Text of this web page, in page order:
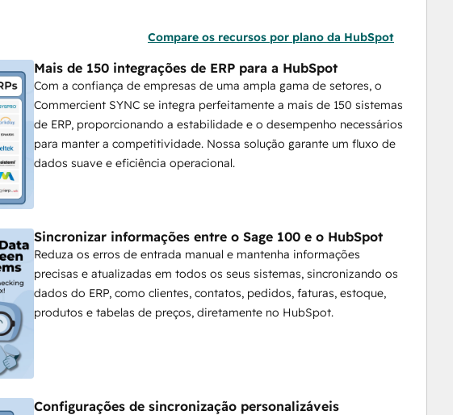
seus dados fluem sem problemas, permitindo que sua equipe se
em vez de gerenciar dados.
nossa integração entre o Sage e a HubSpot
se destaca, assista a
ERP
Sage 50 (Cloud Pro & Premium, Reino Unido, EUA, UE, Canadá), Sage
Sage 300, Sage300 Construction Real Estate, Sage 500 (Line), Sage
(Sage X3) e Sage Business.
Compare os recursos por plano da HubSpot
Mais de 150 integrações de ERP para a HubSpot
Com a confiança de empresas de uma ampla gama de setores, o
Commercient SYNC se integra perfeitamente a mais de 150 sistemas
de ERP, proporcionando a estabilidade e o desempenho necessários
para manter a competitividade. Nossa solução garante um fluxo de
dados suave e eficiência operacional.
Sincronizar informações entre o Sage 100 e o HubSpot
Reduza os erros de entrada manual e mantenha informações
precisas e atualizadas em todos os seus sistemas, sincronizando os
dados do ERP, como clientes, contatos, pedidos, faturas, estoque,
produtos e tabelas de preços, diretamente no HubSpot.
Configurações de sincronização personalizáveis